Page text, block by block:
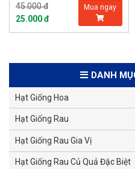
45.000 đ
25.000 đ
Mua ngay
DANH
Hạt Giống Hoa
Hạt Giống Rau
Hạt Giống Rau Gia Vị
Hạt Giống Rau Củ Quả Đặc Biệt